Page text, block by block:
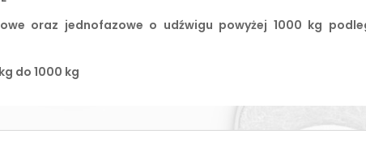
oraz jednofazowe o udźwigu powyżej 1000 kg
do 1000 kg